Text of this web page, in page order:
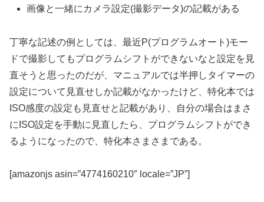
画像と一緒にカメラ設定(撮影データ)の記載がある
丁寧な記述の例としては、最近P(プログラムオート)モー
ドで撮影してもプログラムシフトができないなと設定を見
直そうと思ったのだが、マニュアルでは半押しタイマーの
設定について見直せしか記載がなかったけど、特化本では
ISO感度の設定も見直せと記載があり、自分の場合はまさ
にISO設定を手動に見直したら、プログラムシフトができ
るようになったので、特化本さまさまである。
[amazonjs asin=”4774160210″ locale=”JP”]